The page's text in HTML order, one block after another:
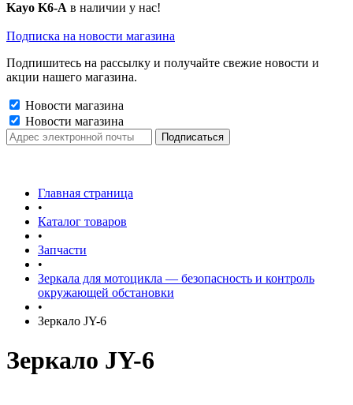
Kayo K6-A в наличии у нас!
Подписка на новости магазина
Подпишитесь на рассылку и получайте свежие новости и
акции нашего магазина.
Новости магазина
Новости магазина
Главная страница
•
Каталог товаров
•
Запчасти
•
Зеркала для мотоцикла — безопасность и контроль
окружающей обстановки
•
Зеркало JY-6
Зеркало JY-6